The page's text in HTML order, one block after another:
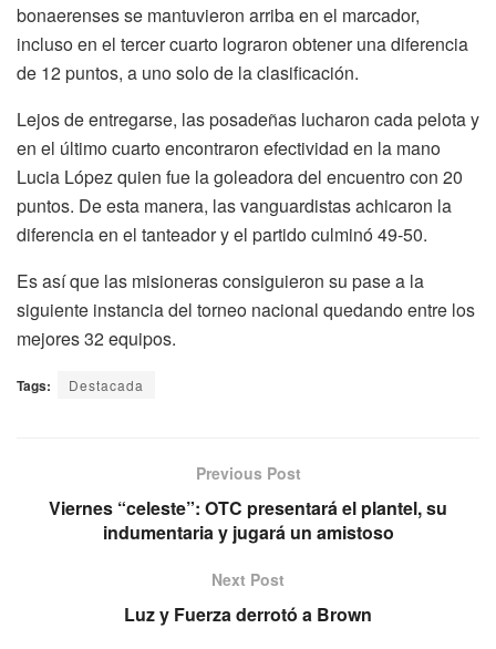
bonaerenses se mantuvieron arriba en el marcador,
incluso en el tercer cuarto lograron obtener una diferencia
de 12 puntos, a uno solo de la clasificación.
Lejos de entregarse, las posadeñas lucharon cada pelota y
en el último cuarto encontraron efectividad en la mano
Lucia López quien fue la goleadora del encuentro con 20
puntos. De esta manera, las vanguardistas achicaron la
diferencia en el tanteador y el partido culminó 49-50.
Es así que las misioneras consiguieron su pase a la
siguiente instancia del torneo nacional quedando entre los
mejores 32 equipos.
Tags: Destacada
Previous Post
Viernes “celeste”: OTC presentará el plantel, su
indumentaria y jugará un amistoso
Next Post
Luz y Fuerza derrotó a Brown